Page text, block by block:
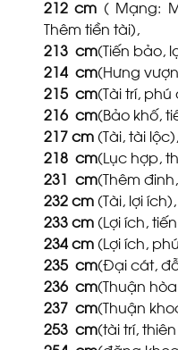
212 cm ( Mạng:
Thêm tiền tài),
213 cm(Tiến bảo,
214 cm(Hưng
215 cm(Tài trí, phú
216 cm(Bảo khố,
217cm (Tài, tài lộc),
218 cm(Lục hợp,
231 cm(Thêm
232cm (Tài, lợi ích),
233cm (Lợi ích,
234cm (Lợi ích,
235 cm(Đại cát,
236 cm(Thuận
237 cm(Thuận
253 cm(tài trí,